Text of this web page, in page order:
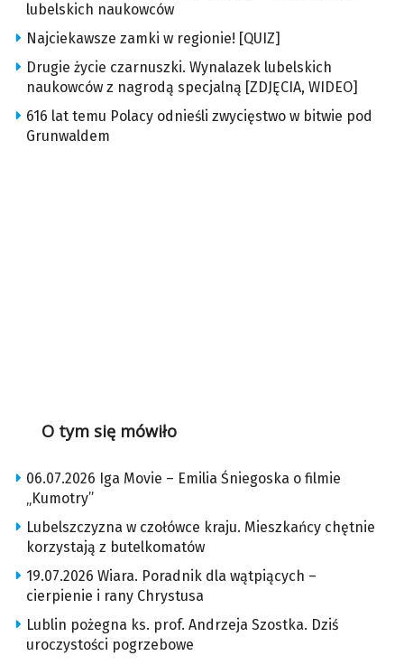
lubelskich naukowców
Najciekawsze zamki w regionie! [QUIZ]
Drugie życie czarnuszki. Wynalazek lubelskich
naukowców z nagrodą specjalną [ZDJĘCIA, WIDEO]
616 lat temu Polacy odnieśli zwycięstwo w bitwie pod
Grunwaldem
O tym się mówiło
06.07.2026 Iga Movie – Emilia Śniegoska o filmie
„Kumotry”
Lubelszczyzna w czołówce kraju. Mieszkańcy chętnie
korzystają z butelkomatów
19.07.2026 Wiara. Poradnik dla wątpiących –
cierpienie i rany Chrystusa
Lublin pożegna ks. prof. Andrzeja Szostka. Dziś
uroczystości pogrzebowe